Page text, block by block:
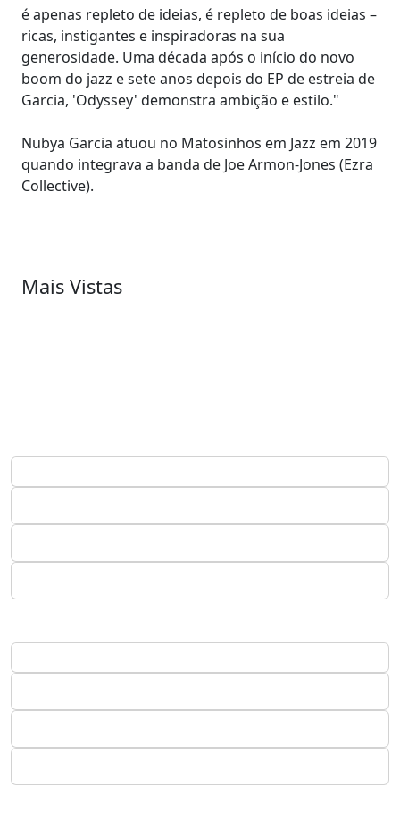
é apenas repleto de ideias, é repleto de boas ideias –
ricas, instigantes e inspiradoras na sua
generosidade. Uma década após o início do novo
boom do jazz e sete anos depois do EP de estreia de
Garcia, 'Odyssey' demonstra ambição e estilo."
Nubya Garcia atuou no Matosinhos em Jazz em 2019
quando integrava a banda de Joe Armon-Jones (Ezra
Collective).
Mais Vistas